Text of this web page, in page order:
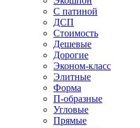
С патиной
ДСП
Стоимость
Дешевые
Дорогие
Эконом-класс
Элитные
Форма
П-образные
Угловые
Прямые